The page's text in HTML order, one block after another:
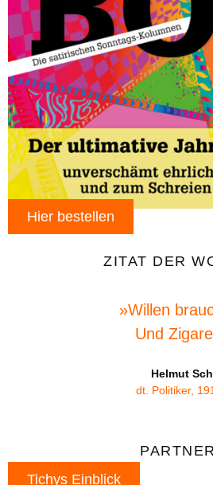
Hier bestellen
ZITAT DER
»Willen
Und
Helmut
dt. Politiker,
PARTNER
Tichys Einblick